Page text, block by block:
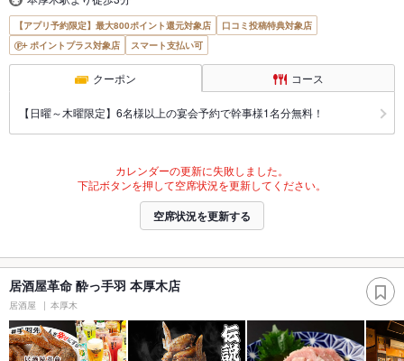
【アプリ予約限定】最大800ポイント還元対象店
口コミ投稿特典対象店
ポイントプラス対象店
スマート支払い可
クーポン コース
【日曜～木曜限定】6名様以上の宴会予約で幹事様1名分無料！
カレンダーの更新に失敗しました。
下記ボタンを押して空席状況を更新してください。
空席状況を更新する
居酒屋革命 酔っ手羽 本厚木店
居酒屋 本厚木